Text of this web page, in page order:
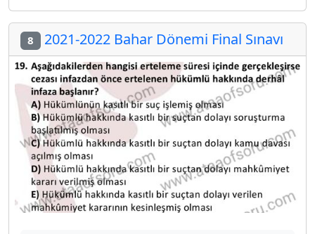
8 2021-2022 Bahar Dönemi Final Sınavı